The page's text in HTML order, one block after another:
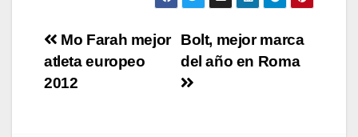
Navegación
de
Bolt, mejor marca
del año en Roma
Mo Farah mejor
atleta europeo
2012